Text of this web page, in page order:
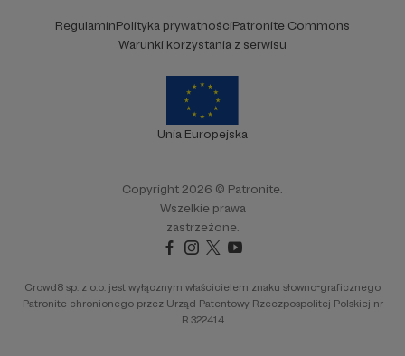
RegulaminPolityka prywatnościPatronite Commons
Warunki korzystania z serwisu
Unia Europejska
Copyright 2026 © Patronite.
Wszelkie prawa
zastrzeżone.
Crowd8 sp. z o.o. jest wyłącznym właścicielem znaku słowno-graficznego
Patronite chronionego przez Urząd Patentowy Rzeczpospolitej Polskiej nr
R.322414